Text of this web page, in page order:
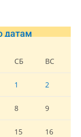
датам
СБ ВС
1 2
8 9
15 16